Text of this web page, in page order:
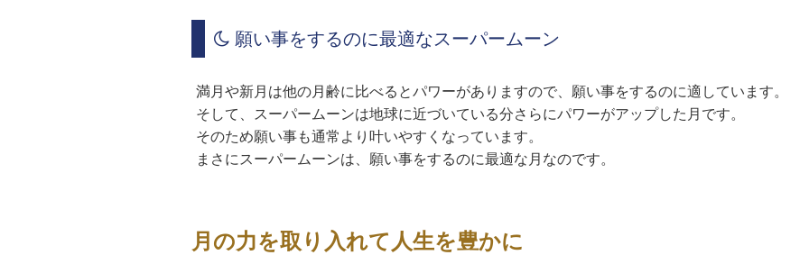
願い事をするのに最適なスーパームーン
満月や新月は他の月齢に比べるとパワーがありますので、願い事をするのに適しています。
そして、スーパームーンは地球に近づいている分さらにパワーがアップした月です。
そのため願い事も通常より叶いやすくなっています。
まさにスーパームーンは、願い事をするのに最適な月なのです。
月の力を取り入れて人生を豊かに